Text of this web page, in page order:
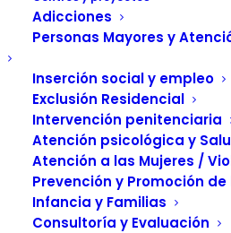
Adicciones
Personas Mayores y
Inserción social y empleo
Exclusión Residencial
Intervención penitenciaria
Atención psicológica y
Atención a las Mujeres /
Prevención y Promoción
Infancia y Familias
Consultoría y Evaluación
género y
el apoyo
14 MARZO, 2025 | IN
FUNDACIÓN SALUD Y